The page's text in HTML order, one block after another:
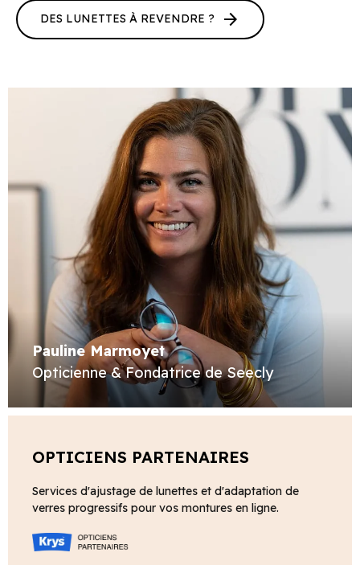
DES LUNETTES À REVENDRE ? arrow_forward
Pauline Marmoyet
Opticienne & Fondatrice de Seecly
OPTICIENS PARTENAIRES
Services d'ajustage de lunettes et d'adaptation de
verres progressifs pour vos montures en ligne.